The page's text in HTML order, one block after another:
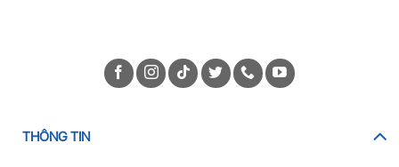
THÔNG TIN